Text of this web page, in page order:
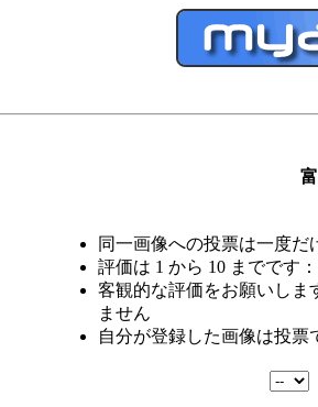
同一画像への投票は一度だ
評価は 1 から 10 までです
客観的な評価をお願いしま
ません
自分が登録した画像は投票